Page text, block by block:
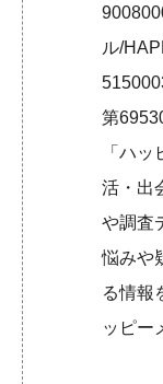
ル/
第
「ハ
活・出
や調査
悩みや
る情
ッピー